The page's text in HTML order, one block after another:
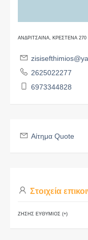
ΑΝΔΡΙΤΣΑΙΝΑ, ΚΡΕΣΤΕΝΑ 270
2625022277
6973344828
Αίτημα Quote
Στοιχεία
ΖΗΣΗΣ ΕΥΘΥΜΙΟΣ (+)